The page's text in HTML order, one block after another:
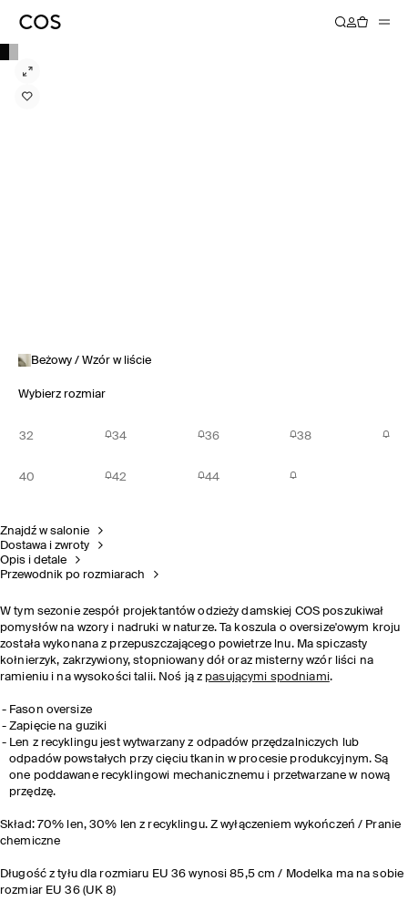
Beżowy / Wzór w liście
Wybierz rozmiar
32 34 36 38
40 42 44
Znajdź w salonie
Dostawa i zwroty
Opis i detale
Przewodnik po rozmiarach
W tym sezonie zespół projektantów odzieży damskiej COS poszukiwał
pomysłów na wzory i nadruki w naturze. Ta koszula o oversize'owym kroju
została wykonana z przepuszczającego powietrze lnu. Ma spiczasty
kołnierzyk, zakrzywiony, stopniowany dół oraz misterny wzór liści na
ramieniu i na wysokości talii. Noś ją z pasującymi spodniami.
Fason oversize
Zapięcie na guziki
Len z recyklingu jest wytwarzany z odpadów przędzalniczych lub
odpadów powstałych przy cięciu tkanin w procesie produkcyjnym. Są
one poddawane recyklingowi mechanicznemu i przetwarzane w nową
przędzę.
Skład: 70% len, 30% len z recyklingu. Z wyłączeniem wykończeń / Pranie
chemiczne
Długość z tyłu dla rozmiaru EU 36 wynosi 85,5 cm / Modelka ma na sobie
rozmiar EU 36 (UK 8)